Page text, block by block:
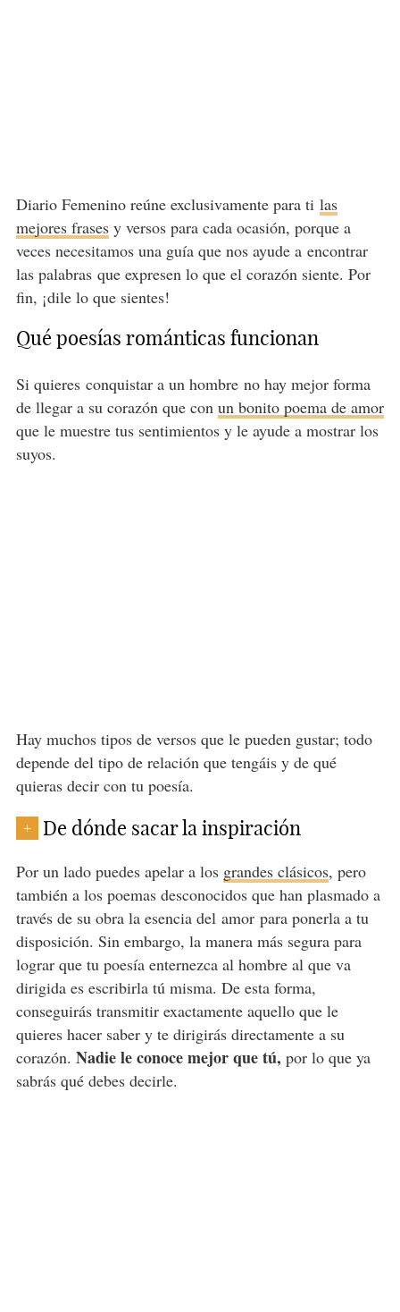
Diario Femenino reúne exclusivamente para ti las
mejores frasesy versos para cada ocasión, porque a
veces necesitamos una guía que nos ayude a encontrar
las palabras que expresen lo que el corazón siente. Por
fin, ¡dile lo que sientes!
Qué poesías románticas funcionan
Si quieres conquistar a un hombre no hay mejor forma
de llegar a su corazón que con un bonito poema de amor
que le muestre tus sentimientos y le ayude a mostrar los
suyos.
Hay muchos tipos de versos que le pueden gustar; todo
depende del tipo de relación que tengáis y de qué
quieras decir con tu poesía.
+ De dónde sacar la inspiración
Por un lado puedes apelar a los grandes clásicos, pero
también a los poemas desconocidos que han plasmado a
través de su obra la esencia del amor para ponerla a tu
disposición. Sin embargo, la manera más segura para
lograr que tu poesía enternezca al hombre al que va
dirigida es escribirla tú misma. De esta forma,
conseguirás transmitir exactamente aquello que le
quieres hacer saber y te dirigirás directamente a su
corazón. Nadie le conoce mejor que tú, por lo que ya
sabrás qué debes decirle.